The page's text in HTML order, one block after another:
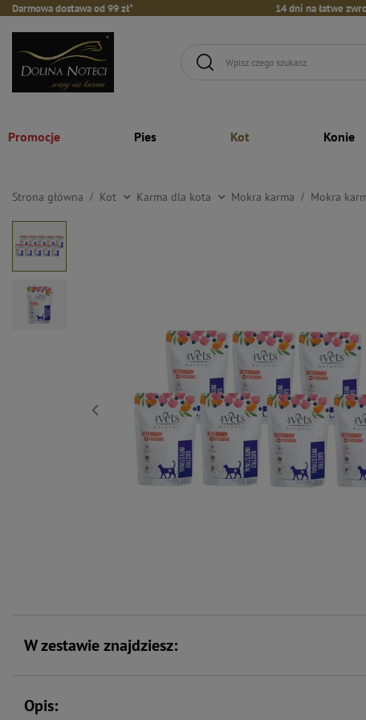
Darmowa dostawa od 99 zł* 14 dni na łatwe
Promocje Pies Kot Konie
Strona główna Kot Karma dla kota Mokra karma Mokra
W zestawie znajdziesz:
Opis: